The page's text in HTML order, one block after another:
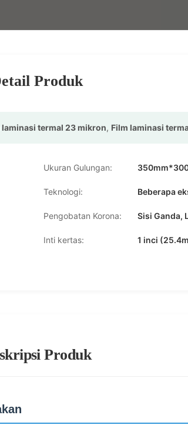
Produk
termal 23 mikron, Film laminasi
Ukuran Gulungan:
Teknologi: Beberapa
Pengobatan Korona: Sisi Ganda,
Inti kertas: 1 inci
Produk